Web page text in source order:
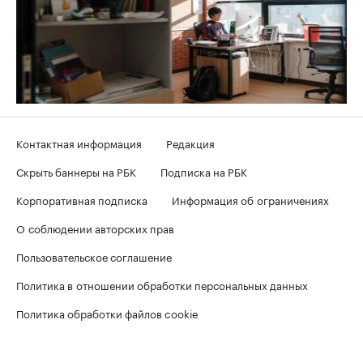
Контактная информация
Редакция
Скрыть баннеры на РБК
Подписка на РБК
Корпоративная подписка
Информация об ограничениях
О соблюдении авторских прав
Пользовательское соглашение
Политика в отношении обработки персональных данных
Политика обработки файлов cookie